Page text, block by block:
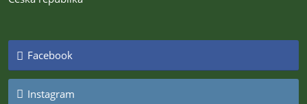
Facebook
Instagram